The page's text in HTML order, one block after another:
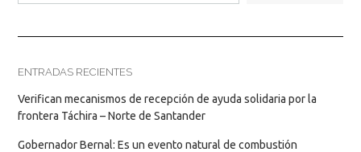
ENTRADAS RECIENTES
Verifican mecanismos de recepción de ayuda solidaria por la
frontera Táchira – Norte de Santander
Gobernador Bernal: Es un evento natural de combustión